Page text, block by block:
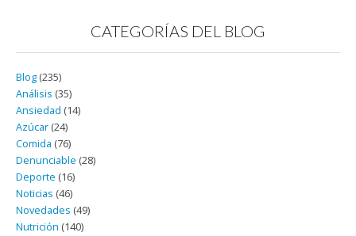
CATEGORÍAS DEL BLOG
Blog (235)
Análisis (35)
Ansiedad (14)
Azúcar (24)
Comida (76)
Denunciable (28)
Deporte (16)
Noticias (46)
Novedades (49)
Nutrición (140)